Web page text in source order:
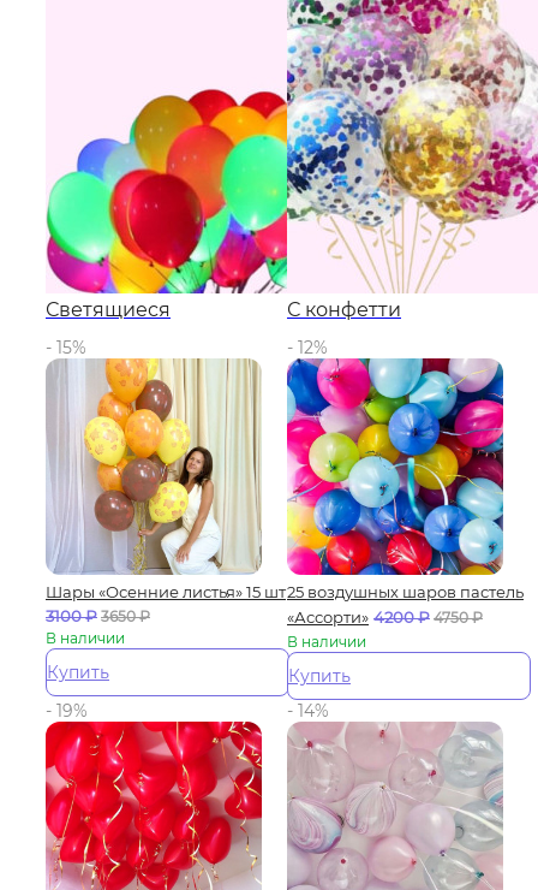
Светящиеся С конфетти
- 15%
Шары «Осенние листья» 15 шт
3100₽ 3650₽
В наличии
Купить
- 12%
25 воздушных шаров пастель
«Ассорти» 4200₽ 4750₽
В наличии
Купить
- 19%
- 14%